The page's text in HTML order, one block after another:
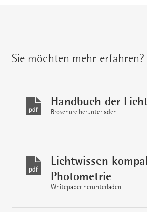
Sie möchten mehr erfahren?
Handbuch der
Broschüre herunterladen
Lichtwissen
Photometrie
Whitepaper herunterladen